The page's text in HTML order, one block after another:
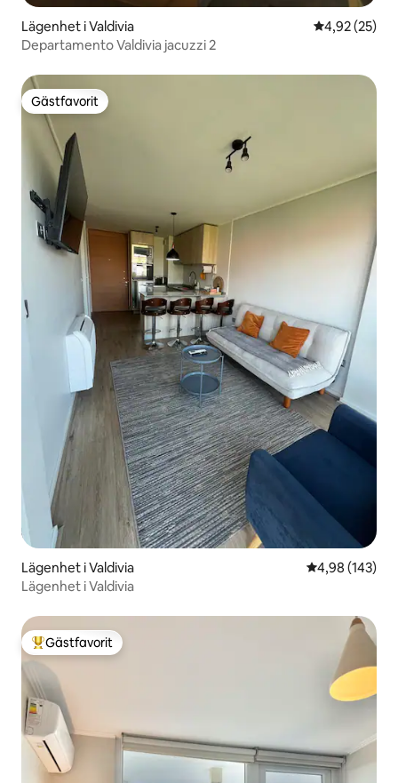
Lägenhet i Valdivia 4,92 av 5 i
4,92 (25)
Departamento Valdivia jacuzzi 2
Gästfavorit
Gästfavorit
Lägenhet i Valdivia 4,98 av 5 i
4,98 (143)
Lägenhet i Valdivia
Populär gästfavorit
Gästfavorit